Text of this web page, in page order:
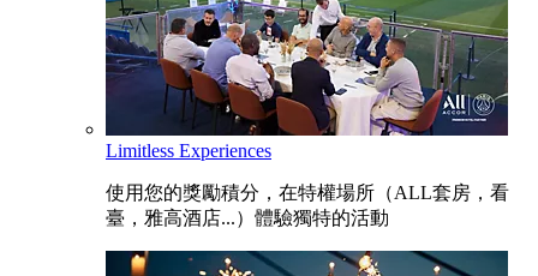
Limitless Experiences
使用您的獎勵積分，在特權場所（ALL套房，看
臺，雅高酒店...）體驗獨特的活動